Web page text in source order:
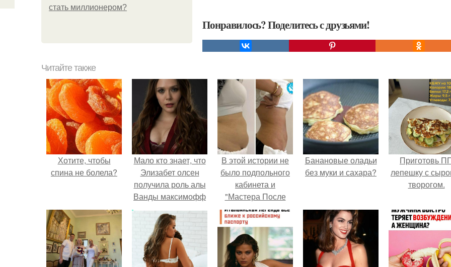
стать миллионером?
Понравилось? Поделитесь с друзьями!
Читайте также
Хотите, чтобы
спина не болела?
Мало кто знает, что
Элизабет олсен
получила роль алы
Ванды максимофф
не сразу.
В этой истории не
было подпольного
кабинета и
"Мастера После
Двухнедельных
Курсов".
Банановые оладьи
без муки и сахара?
Приготовь
лепешку с
творогом.